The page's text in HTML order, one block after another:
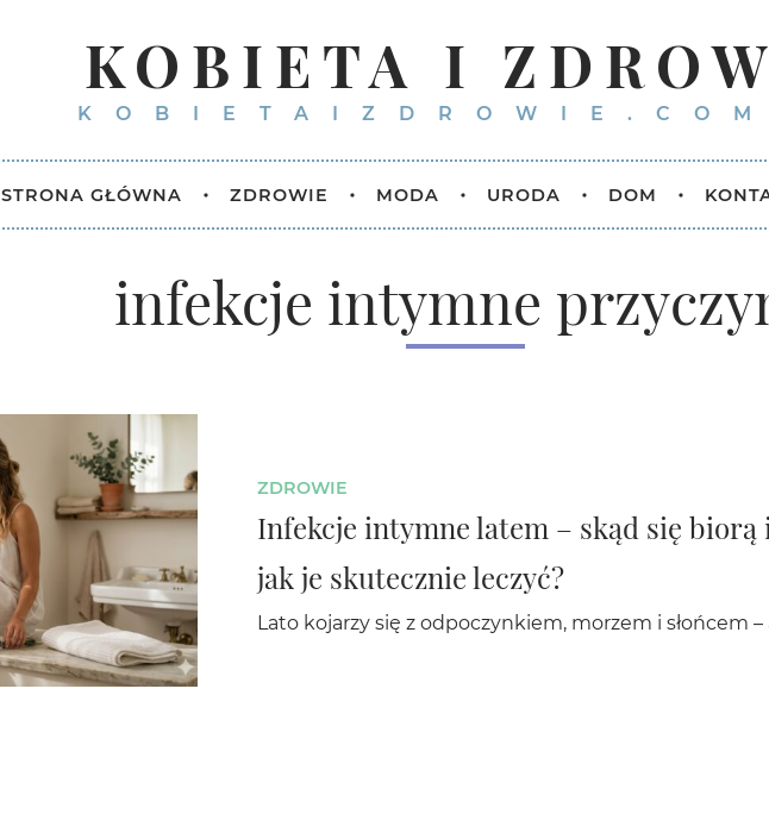
KOBIETA I
STRONA GŁÓWNA ZDROWIE MODA URODA DOM
infekcje intymne
ZDROWIE
Infekcje intymne latem – skąd się biorą i
jak je skutecznie leczyć?
Lato kojarzy się z odpoczynkiem, morzem i słońcem –